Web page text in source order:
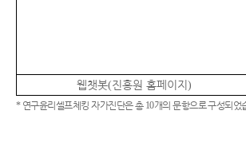
웹챗봇(진흥원 홈페이지 )
* 연구윤리셀프체킹 자가진단은 총 10개의 문항으로 구성되었